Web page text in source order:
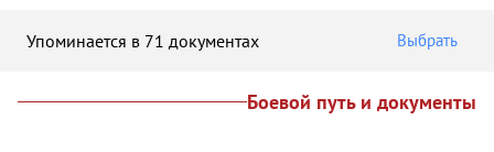
Упоминается в 71 документах Выбрать
Боевой путь и документы